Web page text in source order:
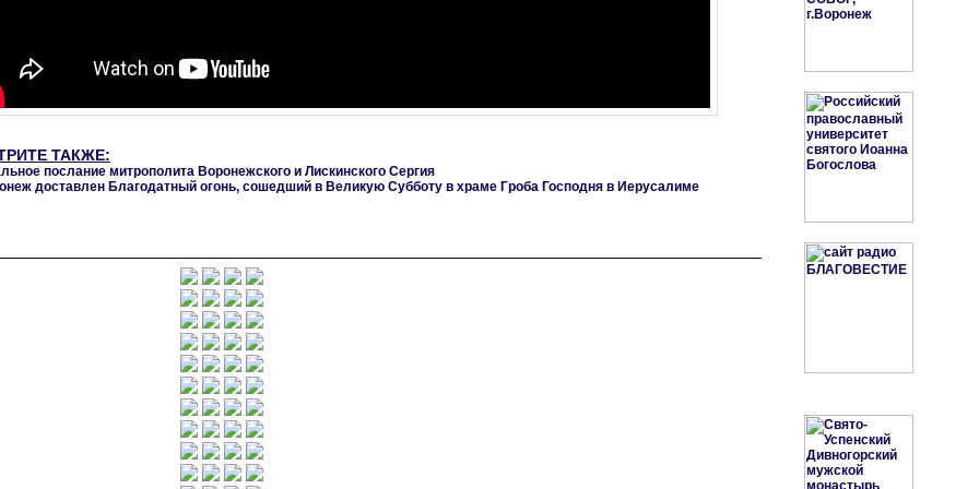
ТАКЖЕ:
послание митрополита Воронежского и Лискинского Сергия
доставлен Благодатный огонь, сошедший в Великую Субботу в храме Гроба Господня в Иерусалиме